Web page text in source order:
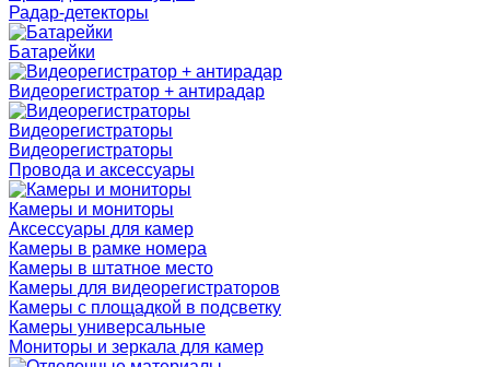
Радар-детекторы
Батарейки
Видеорегистратор + антирадар
Видеорегистраторы
Видеорегистраторы
Провода и аксессуары
Камеры и мониторы
Аксессуары для камер
Камеры в рамке номера
Камеры в штатное место
Камеры для видеорегистраторов
Камеры с площадкой в подсветку
Камеры универсальные
Мониторы и зеркала для камер